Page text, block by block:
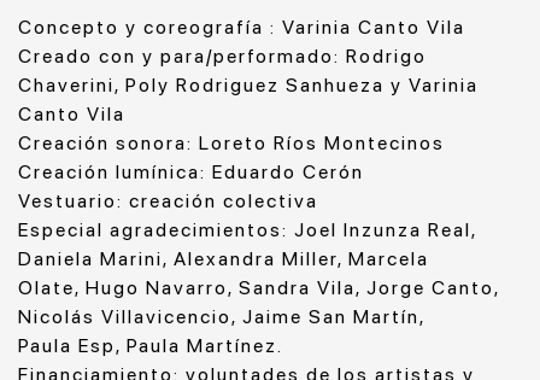
Concepto y coreografía : Varinia Canto Vila
Creado con y para/performado: Rodrigo
Chaverini, Poly Rodriguez Sanhueza y Varinia
Canto Vila
Creación sonora: Loreto Ríos Montecinos
Creación lumínica: Eduardo Cerón
Vestuario: creación colectiva
Especial agradecimientos: Joel Inzunza Real,
Daniela Marini, Alexandra Miller, Marcela
Olate, Hugo Navarro, Sandra Vila, Jorge Canto,
Nicolás Villavicencio, Jaime San Martín,
Paula Esp, Paula Martínez.
Financiamiento: voluntades de los artistas y